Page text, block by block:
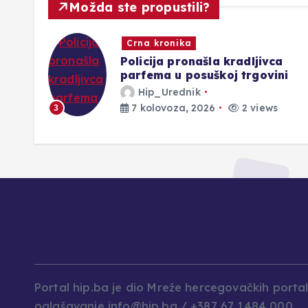
Možda ste propustili?
4
Novosti
Policijski službenici PU Posušje
rasvijetlili kazneno djelo krađe
Hip_Urednik
7 kolovoza, 2026
2 views
Portal hip.ba je dio Mreže hercegovačkih